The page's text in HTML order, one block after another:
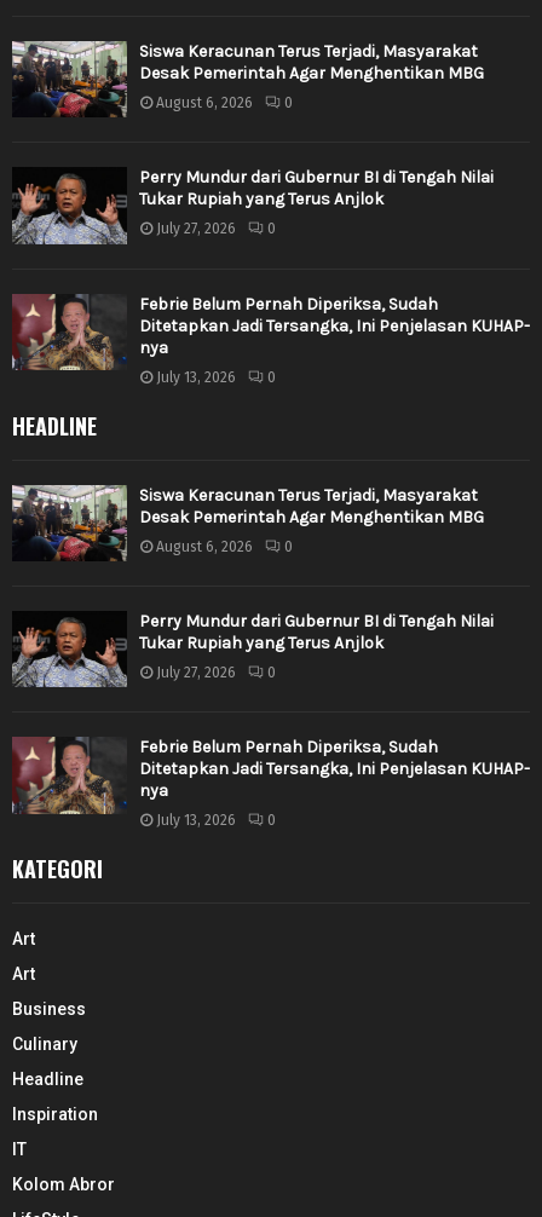
Siswa Keracunan Terus Terjadi, Masyarakat
Desak Pemerintah Agar Menghentikan MBG
August 6, 2026 0
Perry Mundur dari Gubernur BI di Tengah Nilai
Tukar Rupiah yang Terus Anjlok
July 27, 2026 0
Febrie Belum Pernah Diperiksa, Sudah
Ditetapkan Jadi Tersangka, Ini Penjelasan KUHAP-
nya
July 13, 2026 0
HEADLINE
Siswa Keracunan Terus Terjadi, Masyarakat
Desak Pemerintah Agar Menghentikan MBG
August 6, 2026 0
Perry Mundur dari Gubernur BI di Tengah Nilai
Tukar Rupiah yang Terus Anjlok
July 27, 2026 0
Febrie Belum Pernah Diperiksa, Sudah
Ditetapkan Jadi Tersangka, Ini Penjelasan KUHAP-
nya
July 13, 2026 0
KATEGORI
Art
Art
Business
Culinary
Headline
Inspiration
IT
Kolom Abror